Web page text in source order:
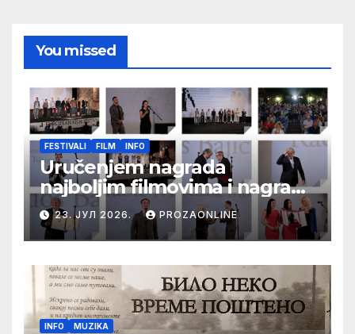
You missed
FESTIVALI FILM INFO
Uručenjem nagrada
najboljim filmovima i nagrade
„Aleksandar Lifka“ Radošu
Bajiću svečano zatvoren 33.
Festival evropskog filma Palić
23. ЈУЛ 2026. PROZAONLINE
INFO MUZIKA